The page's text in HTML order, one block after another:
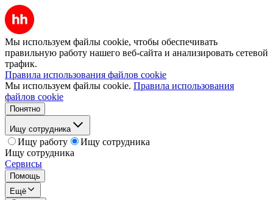
Мы используем файлы cookie, чтобы обеспечивать
правильную работу нашего веб-сайта и анализировать сетевой
трафик.
Правила использования файлов cookie
Мы используем файлы cookie. Правила использования
файлов cookie
Понятно
Ищу сотрудника
Ищу работу
Ищу сотрудника
Ищу сотрудника
Сервисы
Помощь
Ещё